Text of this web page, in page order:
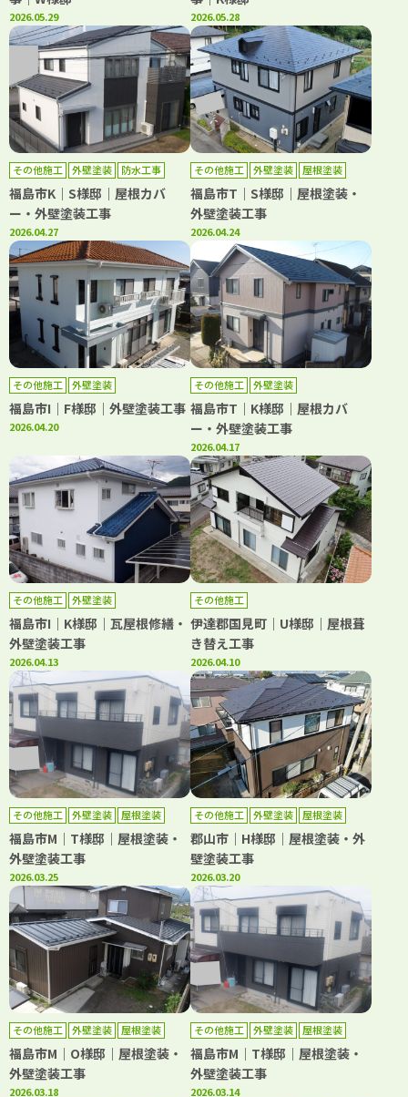
2026.05.29 2026.05.28
その他施工 外壁塗装 防水工事
福島市K｜S様邸｜屋根カバ
ー・外壁塗装工事
2026.04.27
その他施工 外壁塗装 屋根塗装
福島市T｜S様邸｜屋根塗装・
外壁塗装工事
2026.04.24
その他施工 外壁塗装
福島市I｜F様邸｜外壁塗装工事
2026.04.20
その他施工 外壁塗装
福島市T｜K様邸｜屋根カバ
ー・外壁塗装工事
2026.04.17
その他施工 外壁塗装
福島市I｜K様邸｜瓦屋根修繕・
外壁塗装工事
2026.04.13
その他施工
伊達郡国見町｜U様邸｜屋根葺
き替え工事
2026.04.10
その他施工 外壁塗装
屋根塗装
防水工事
福島市M｜T様邸｜屋根塗装・
外壁塗装工事
2026.03.25
その他施工 外壁塗装
屋根塗装
防水工事
郡山市｜H様邸｜屋根塗装・外
壁塗装工事
2026.03.20
その他施工 外壁塗装 屋根塗装
福島市M｜O様邸｜屋根塗装・
外壁塗装工事
2026.03.18
その他施工 外壁塗装
屋根塗装
防水工事
福島市M｜T様邸｜屋根塗装・
外壁塗装工事
2026.03.14